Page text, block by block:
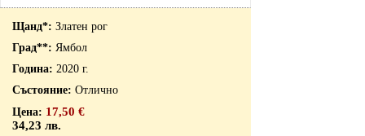
Златен рог
Ямбол
2020 г.
Отлично
17,50 €
34,23 лв.